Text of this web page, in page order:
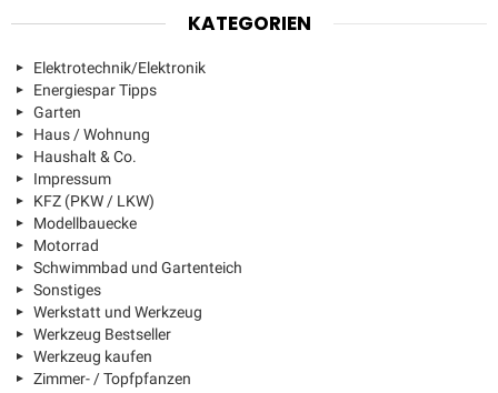
KATEGORIEN
Elektrotechnik/Elektronik
Energiespar Tipps
Garten
Haus / Wohnung
Haushalt & Co.
Impressum
KFZ (PKW / LKW)
Modellbauecke
Motorrad
Schwimmbad und Gartenteich
Sonstiges
Werkstatt und Werkzeug
Werkzeug Bestseller
Werkzeug kaufen
Zimmer- / Topfpfanzen